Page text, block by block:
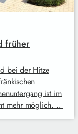
früher
bei der Hitze
ist im
mehr möglich. …